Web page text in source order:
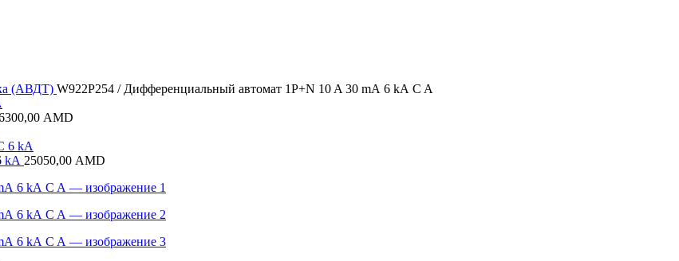
(АВДТ) W922P254 / Дифференциальный автомат 1P+N 10 A 30 mА 6 kА C A
AMD
kА 25050,00 AMD